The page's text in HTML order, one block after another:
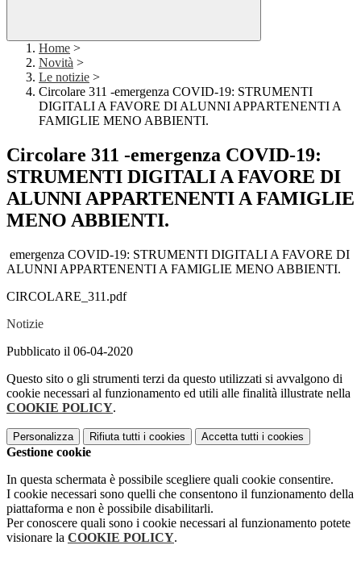
Home >
Novità >
Le notizie >
Circolare 311 -emergenza COVID-19: STRUMENTI
DIGITALI A FAVORE DI ALUNNI APPARTENENTI A
FAMIGLIE MENO ABBIENTI.
Circolare 311 -emergenza COVID-19:
STRUMENTI DIGITALI A FAVORE DI
ALUNNI APPARTENENTI A FAMIGLIE
MENO ABBIENTI.
emergenza COVID-19: STRUMENTI DIGITALI A FAVORE DI
ALUNNI APPARTENENTI A FAMIGLIE MENO ABBIENTI.
CIRCOLARE_311.pdf
Notizie
Pubblicato il 06-04-2020
Questo sito o gli strumenti terzi da questo utilizzati si avvalgono di
cookie necessari al funzionamento ed utili alle finalità illustrate nella
COOKIE POLICY.
Personalizza Rifiuta tutti i cookies Accetta tutti i cookies
Gestione cookie
In questa schermata è possibile scegliere quali cookie consentire.
I cookie necessari sono quelli che consentono il funzionamento della
piattaforma e non è possibile disabilitarli.
Per conoscere quali sono i cookie necessari al funzionamento potete
visionare la COOKIE POLICY.